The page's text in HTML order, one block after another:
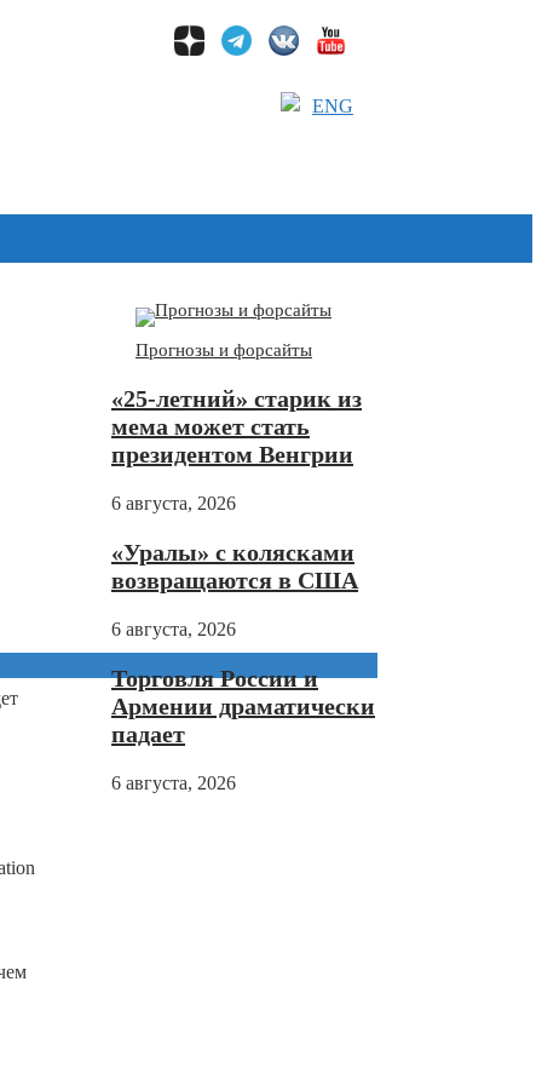
ENG
Прогнозы и форсайты
«25-летний» старик из
мема может стать
президентом Венгрии
6 августа, 2026
«Уралы» с колясками
возвращаются в США
6 августа, 2026
Торговля России и
Армении драматически
падает
6 августа, 2026